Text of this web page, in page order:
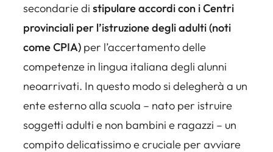
secondarie di stipulare accordi con i Centri
provinciali per l’istruzione degli adulti (noti
come CPIA) per l’accertamento delle
competenze in lingua italiana degli alunni
neoarrivati. In questo modo si delegherà a un
ente esterno alla scuola – nato per istruire
soggetti adulti e non bambini e ragazzi – un
compito delicatissimo e cruciale per avviare